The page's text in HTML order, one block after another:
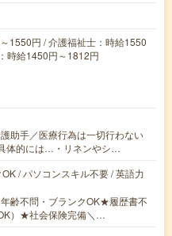
1550円 / 介護福祉士：時給1550
時給1450円～1812円
助手／医療行為は一切行わない
体的には…・リネンやシ…
/ パソコンスキル不要 / 英語力
齢不問・ブランクOK★履歴書不
）★社会保険完備＼…